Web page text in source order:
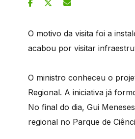
O motivo da visita foi a
acabou por visitar
O ministro conheceu o
Regional. A iniciativa já
No final do dia, Gui
regional no Parque de